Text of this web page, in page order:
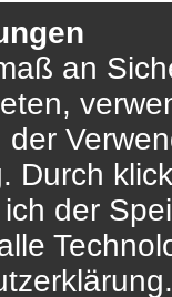
an
. Durch
der